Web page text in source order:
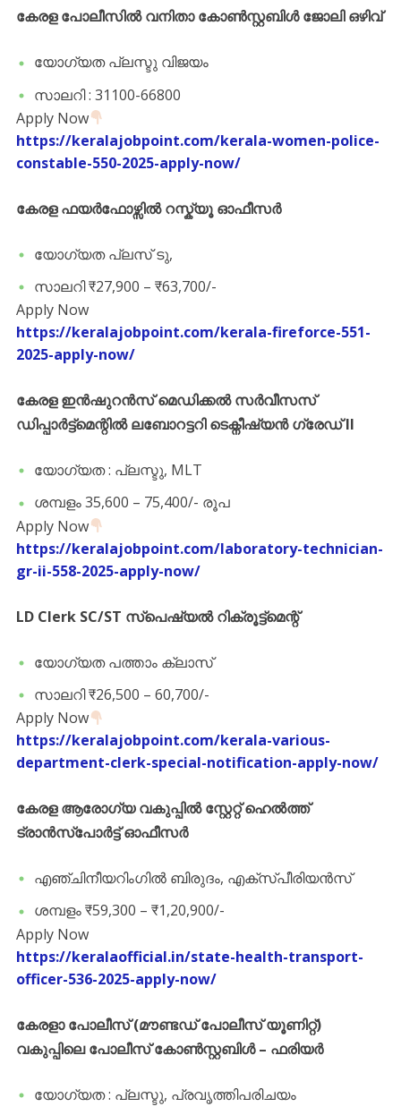
കേരള പോലീസിൽ വനിതാ കോൺസ്റ്റബിൾ ജോലി ഒഴിവ്
യോഗ്യത പ്ലസ്ടു വിജയം
സാലറി : 31100-66800
Apply Now
https://keralajobpoint.com/kerala-women-police-
constable-550-2025-apply-now/
കേരള ഫയർഫോഴ്സിൽ റസ്ക്യൂ ഓഫീസർ
യോഗ്യത പ്ലസ് ടു,
സാലറി ₹27,900 – ₹63,700/-
Apply Now
https://keralajobpoint.com/kerala-fireforce-551-
2025-apply-now/
കേരള ഇൻഷുറൻസ് മെഡിക്കൽ സർവീസസ്
ഡിപ്പാർട്ട്‌മെന്റിൽ ലബോറട്ടറി ടെക്നീഷ്യൻ ഗ്രേഡ് II
യോഗ്യത : പ്ലസ്ടു, MLT
ശമ്പളം 35,600 – 75,400/- രൂപ
Apply Now
https://keralajobpoint.com/laboratory-technician-
gr-ii-558-2025-apply-now/
LD Clerk SC/ST സ്പെഷ്യൽ റിക്രൂട്ട്മെന്റ്
യോഗ്യത പത്താം ക്ലാസ്
സാലറി ₹26,500 – 60,700/-
Apply Now
https://keralajobpoint.com/kerala-various-
department-clerk-special-notification-apply-now/
കേരള ആരോഗ്യ വകുപ്പിൽ സ്റ്റേറ്റ് ഹെൽത്ത്
ട്രാൻസ്പോർട്ട് ഓഫീസർ
എഞ്ചിനീയറിംഗിൽ ബിരുദം, എക്സ്പീരിയൻസ്
ശമ്പളം ₹59,300 – ₹1,20,900/-
Apply Now
https://keralaofficial.in/state-health-transport-
officer-536-2025-apply-now/
കേരളാ പോലീസ് (മൗണ്ടഡ് പോലീസ് യൂണിറ്റ്)
വകുപ്പിലെ പോലീസ് കോൺസ്റ്റബിൾ – ഫരിയർ
യോഗ്യത : പ്ലസ്ടു, പ്രവൃത്തിപരിചയം